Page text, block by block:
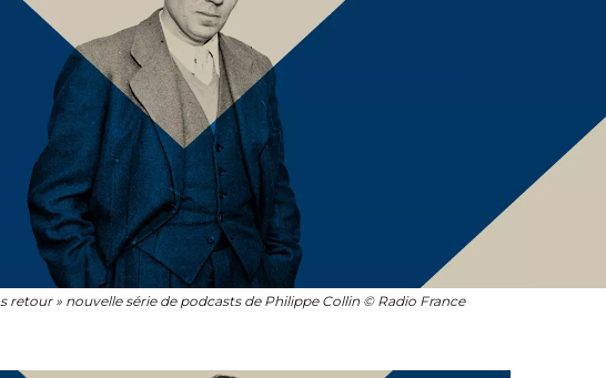
retour » nouvelle série de podcasts de Philippe Collin © Radio France